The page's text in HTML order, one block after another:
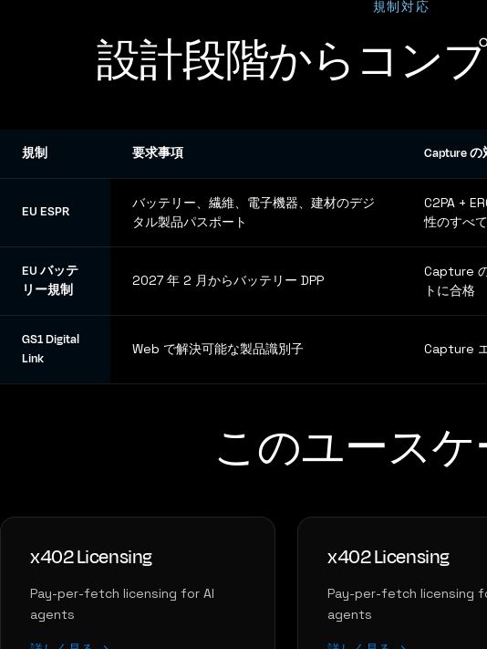
規制対応
設計段階からコン
規制 要求事項 Capture の
EU ESPR
バッテリー、繊維、電子機器、建材のデジ
タル製品パスポート
C2PA +
性のすべ
EU バッテ
リー規制
2027 年 2 月からバッテリー DPP
Capture
トに合格
GS1 Digital
Link
Web で解決可能な製品識別子 Capture
このユース
x402 Licensing
Pay-per-fetch licensing for AI
agents
x402 Licensing
Pay-per-fetch licensing
agents